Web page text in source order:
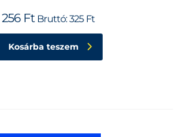
256 Ft Bruttó:325 Ft
Kosárba teszem